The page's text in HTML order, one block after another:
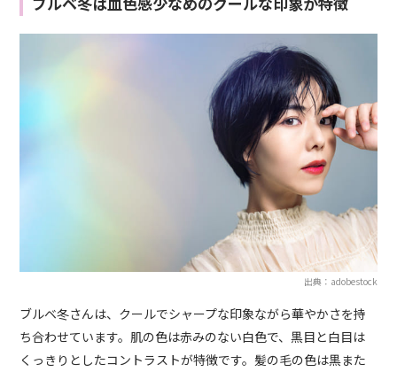
出典：adobestock
ブルベ冬さんは、クールでシャープな印象ながら華やかさを持
ち合わせています。肌の色は赤みのない白色で、黒目と白目は
くっきりとしたコントラストが特徴です。髪の毛の色は黒また